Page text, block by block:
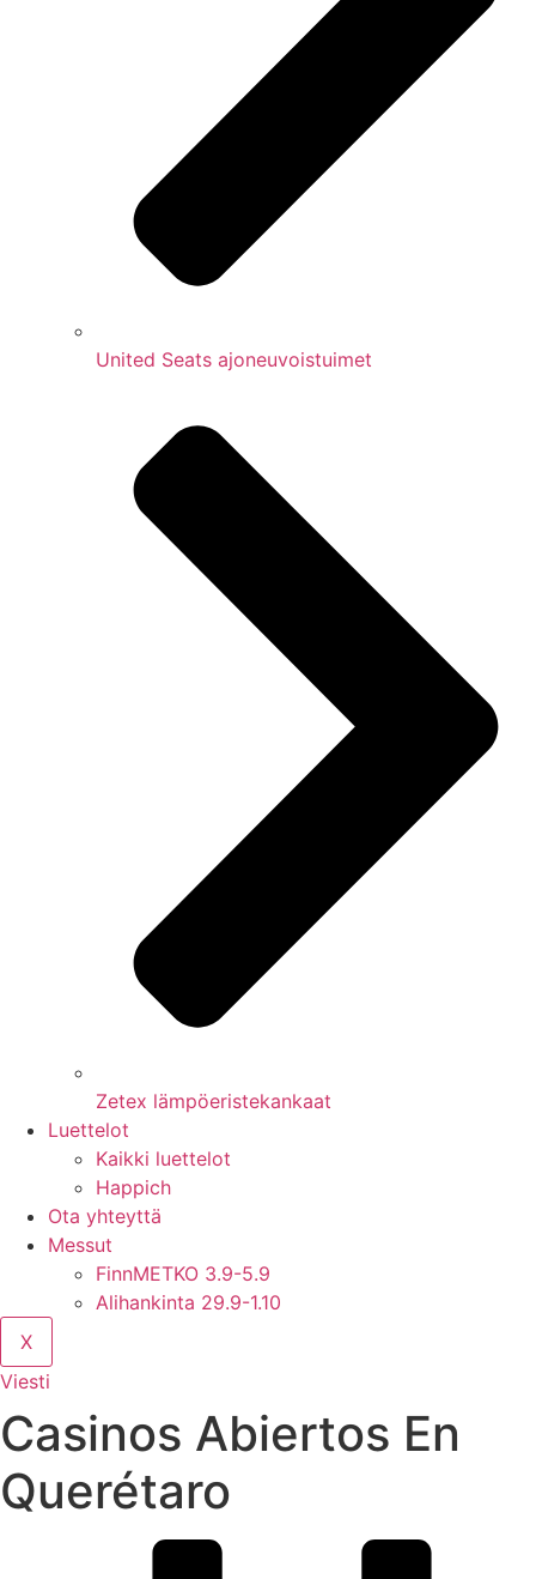
United Seats ajoneuvoistuimet
Zetex lämpöeristekankaat
Luettelot
Kaikki luettelot
Happich
Ota yhteyttä
Messut
FinnMETKO 3.9-5.9
Alihankinta 29.9-1.10
X
Viesti
Casinos Abiertos En
Querétaro